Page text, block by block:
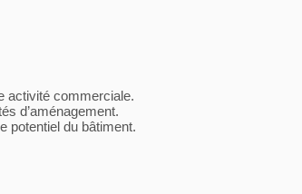
activité commerciale.
d’aménagement.
potentiel du bâtiment.